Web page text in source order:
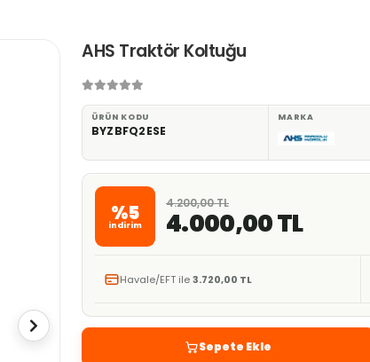
AHS Traktör Koltuğu
ÜRÜN KODU
BYZBFQ2ESE
MARKA
%5
indirim
4.200,00 TL
4.000,00 TL
Havale/EFT ile3.720,00 TL
Sepete Ekle